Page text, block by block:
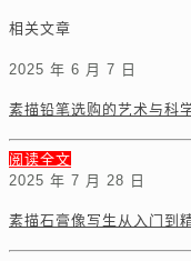
相关文章
2025 年 6 月 7 日
素描铅笔选购的艺术与科
阅读全文
2025 年 7 月 28 日
素描石膏像写生从入门到